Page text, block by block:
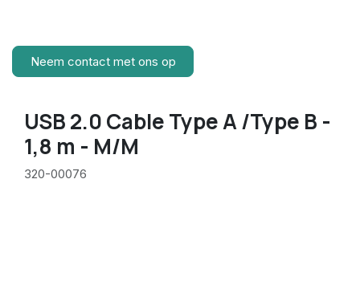
Neem contact met ons op
USB 2.0 Cable Type A /Type B -
1,8 m - M/M
320-00076